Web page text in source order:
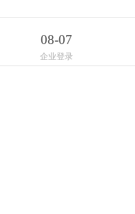
08-07
企业登录